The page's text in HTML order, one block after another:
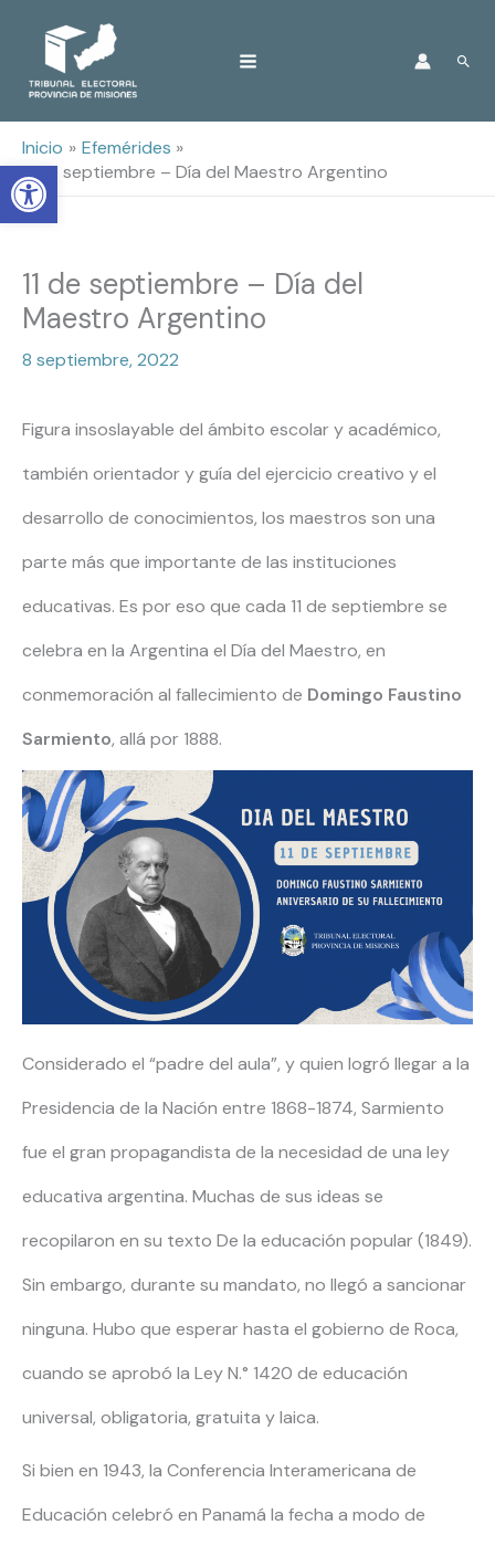
Open toolbar
Inicio
Efemérides
11 de septiembre – Día del Maestro Argentino
11 de septiembre – Día del
Maestro Argentino
8 septiembre, 2022
Figura insoslayable del ámbito escolar y académico,
también orientador y guía del ejercicio creativo y el
desarrollo de conocimientos, los maestros son una
parte más que importante de las instituciones
educativas. Es por eso que cada 11 de septiembre se
celebra en la Argentina el Día del Maestro, en
conmemoración al fallecimiento de Domingo Faustino
Sarmiento, allá por 1888.
Considerado el “padre del aula”, y quien logró llegar a la
Presidencia de la Nación entre 1868-1874, Sarmiento
fue el gran propagandista de la necesidad de una ley
educativa argentina. Muchas de sus ideas se
recopilaron en su texto De la educación popular (1849).
Sin embargo, durante su mandato, no llegó a sancionar
ninguna. Hubo que esperar hasta el gobierno de Roca,
cuando se aprobó la Ley N.° 1420 de educación
universal, obligatoria, gratuita y laica.
Si bien en 1943, la Conferencia Interamericana de
Educación celebró en Panamá la fecha a modo de